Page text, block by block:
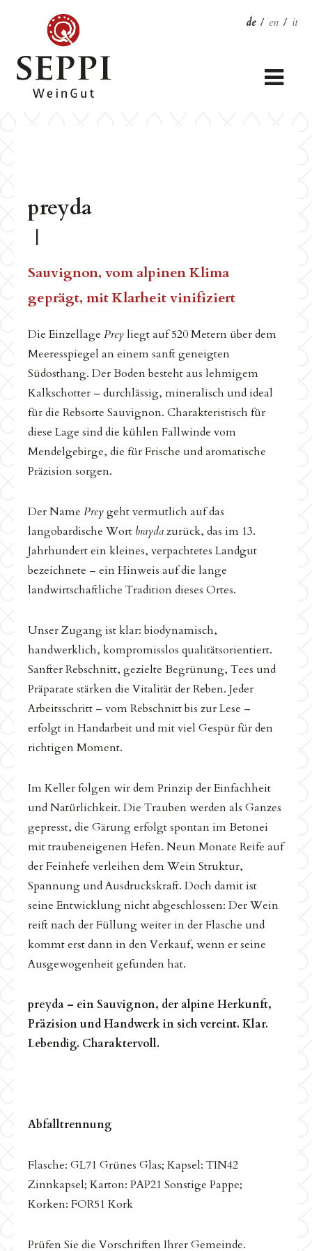
de / en / it
preyda
|
Sauvignon, vom alpinen Klima
geprägt, mit Klarheit vinifiziert
Die Einzellage Preyliegt auf 520 Metern über dem
Meeresspiegel an einem sanft geneigten
Südosthang. Der Boden besteht aus lehmigem
Kalkschotter – durchlässig, mineralisch und ideal
für die Rebsorte Sauvignon. Charakteristisch für
diese Lage sind die kühlen Fallwinde vom
Mendelgebirge, die für Frische und aromatische
Präzision sorgen.
Der Name Preygeht vermutlich auf das
langobardische Wort braydazurück, das im 13.
Jahrhundert ein kleines, verpachtetes Landgut
bezeichnete – ein Hinweis auf die lange
landwirtschaftliche Tradition dieses Ortes.
Unser Zugang ist klar: biodynamisch,
handwerklich, kompromisslos qualitätsorientiert.
Sanfter Rebschnitt, gezielte Begrünung, Tees und
Präparate stärken die Vitalität der Reben. Jeder
Arbeitsschritt – vom Rebschnitt bis zur Lese –
erfolgt in Handarbeit und mit viel Gespür für den
richtigen Moment.
Im Keller folgen wir dem Prinzip der Einfachheit
und Natürlichkeit. Die Trauben werden als Ganzes
gepresst, die Gärung erfolgt spontan im Betonei
mit traubeneigenen Hefen. Neun Monate Reife auf
der Feinhefe verleihen dem Wein Struktur,
Spannung und Ausdruckskraft. Doch damit ist
seine Entwicklung nicht abgeschlossen: Der Wein
reift nach der Füllung weiter in der Flasche und
kommt erst dann in den Verkauf, wenn er seine
Ausgewogenheit gefunden hat.
preyda – ein Sauvignon, der alpine Herkunft,
Präzision und Handwerk in sich vereint. Klar.
Lebendig. Charaktervoll.
Abfalltrennung
Flasche: GL71 Grünes Glas; Kapsel: TIN42
Zinnkapsel; Karton: PAP21 Sonstige Pappe;
Korken: FOR51 Kork
Prüfen Sie die Vorschriften Ihrer Gemeinde.